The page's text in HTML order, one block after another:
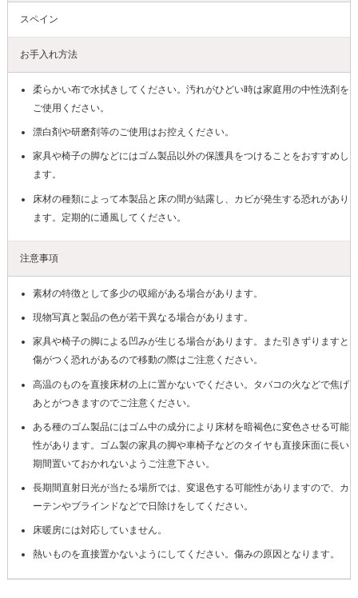
スペイン
お手入れ方法
柔らかい布で水拭きしてください。汚れがひどい時は家庭用の中性洗剤を
ご使用ください。
漂白剤や研磨剤等のご使用はお控えください。
家具や椅子の脚などにはゴム製品以外の保護具をつけることをおすすめし
ます。
床材の種類によって本製品と床の間が結露し、カビが発生する恐れがあり
ます。定期的に通風してください。
注意事項
素材の特徴として多少の収縮がある場合があります。
現物写真と製品の色が若干異なる場合があります。
家具や椅子の脚による凹みが生じる場合があります。また引きずりますと
傷がつく恐れがあるので移動の際はご注意ください。
高温のものを直接床材の上に置かないでください。タバコの火などで焦げ
あとがつきますのでご注意ください。
ある種のゴム製品にはゴム中の成分により床材を暗褐色に変色させる可能
性があります。ゴム製の家具の脚や車椅子などのタイヤも直接床面に長い
期間置いておかれないようご注意下さい。
長期間直射日光が当たる場所では、変退色する可能性がありますので、カ
ーテンやブラインドなどで日除けをしてください。
床暖房には対応していません。
熱いものを直接置かないようにしてください。傷みの原因となります。